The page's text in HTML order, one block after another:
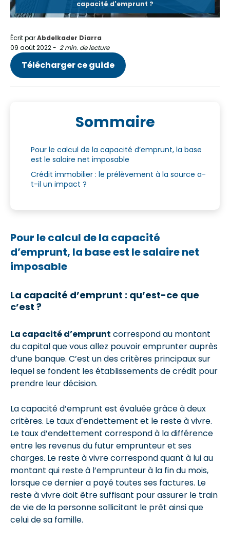
capacité d'emprunt ?
Écrit parAbdelkader Diarra
09 août 2022- 2 min. de lecture
Télécharger ce guide
Sommaire
Pour le calcul de la capacité d’emprunt, la base
est le salaire net imposable
Crédit immobilier : le prélèvement à la source a-
t-il un impact ?
Pour le calcul de la capacité
d’emprunt, la base est le salaire net
imposable
La capacité d’emprunt : qu’est-ce que
c’est ?
La capacité d’emprunt correspond au montant
du capital que vous allez pouvoir emprunter auprès
d’une banque. C’est un des critères principaux sur
lequel se fondent les établissements de crédit pour
prendre leur décision.
La capacité d’emprunt est évaluée grâce à deux
critères. Le taux d’endettement et le reste à vivre.
Le taux d’endettement correspond à la différence
entre les revenus du futur emprunteur et ses
charges. Le reste à vivre correspond quant à lui au
montant qui reste à l’emprunteur à la fin du mois,
lorsque ce dernier a payé toutes ses factures. Le
reste à vivre doit être suffisant pour assurer le train
de vie de la personne sollicitant le prêt ainsi que
celui de sa famille.